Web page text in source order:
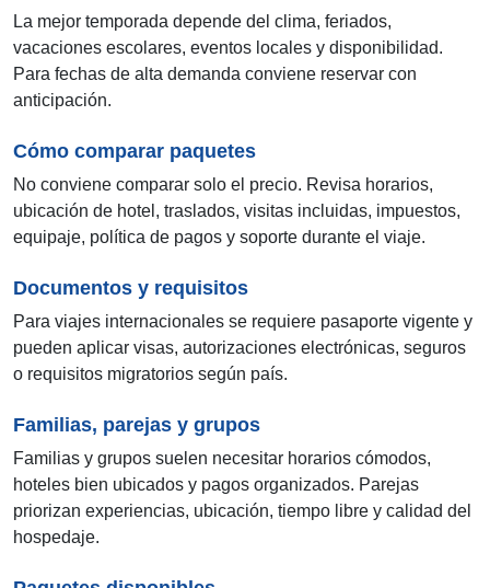
La mejor temporada depende del clima, feriados,
vacaciones escolares, eventos locales y disponibilidad.
Para fechas de alta demanda conviene reservar con
anticipación.
Cómo comparar paquetes
No conviene comparar solo el precio. Revisa horarios,
ubicación de hotel, traslados, visitas incluidas, impuestos,
equipaje, política de pagos y soporte durante el viaje.
Documentos y requisitos
Para viajes internacionales se requiere pasaporte vigente y
pueden aplicar visas, autorizaciones electrónicas, seguros
o requisitos migratorios según país.
Familias, parejas y grupos
Familias y grupos suelen necesitar horarios cómodos,
hoteles bien ubicados y pagos organizados. Parejas
priorizan experiencias, ubicación, tiempo libre y calidad del
hospedaje.